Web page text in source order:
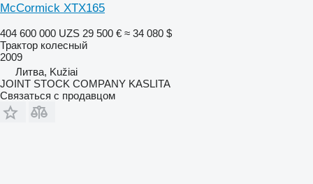
McCormick XTX165
404 600 000 UZS 29 500 € ≈ 34 080 $
Трактор колесный
2009
Литва, Kužiai
JOINT STOCK COMPANY KASLITA
Связаться с продавцом